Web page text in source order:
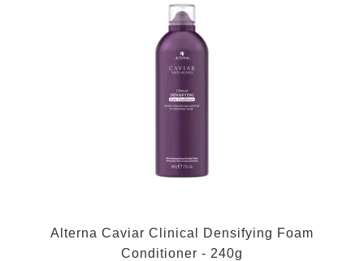
Alterna Caviar Clinical Densifying Foam
Conditioner - 240g